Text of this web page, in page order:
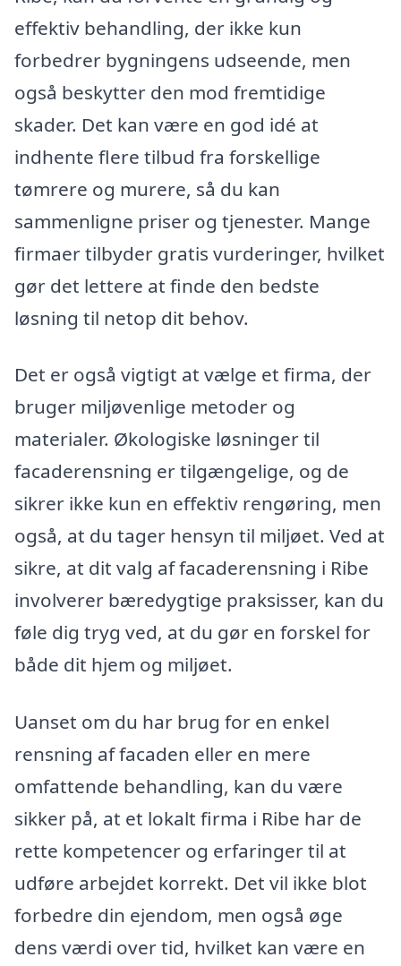
effektiv behandling, der ikke kun
forbedrer bygningens udseende, men
også beskytter den mod fremtidige
skader. Det kan være en god idé at
indhente flere tilbud fra forskellige
tømrere og murere, så du kan
sammenligne priser og tjenester. Mange
firmaer tilbyder gratis vurderinger, hvilket
gør det lettere at finde den bedste
løsning til netop dit behov.
Det er også vigtigt at vælge et firma, der
bruger miljøvenlige metoder og
materialer. Økologiske løsninger til
facaderensning er tilgængelige, og de
sikrer ikke kun en effektiv rengøring, men
også, at du tager hensyn til miljøet. Ved at
sikre, at dit valg af facaderensning i Ribe
involverer bæredygtige praksisser, kan du
føle dig tryg ved, at du gør en forskel for
både dit hjem og miljøet.
Uanset om du har brug for en enkel
rensning af facaden eller en mere
omfattende behandling, kan du være
sikker på, at et lokalt firma i Ribe har de
rette kompetencer og erfaringer til at
udføre arbejdet korrekt. Det vil ikke blot
forbedre din ejendom, men også øge
dens værdi over tid, hvilket kan være en